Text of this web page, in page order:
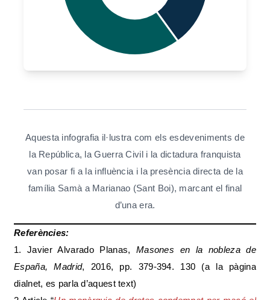
Aquesta infografia il·lustra com els esdeveniments de
la República, la Guerra Civil i la dictadura franquista
van posar fi a la influència i la presència directa de la
família Samà a Marianao (Sant Boi), marcant el final
d’una era.
Referències:
1. Javier Alvarado Planas, Masones en la nobleza de
España, Madrid, 2016, pp. 379-394. 130 (a la pàgina
dialnet, es parla d’aquest text)